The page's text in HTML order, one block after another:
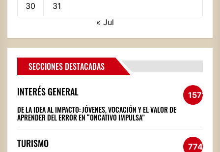
30
31
« Jul
SECCIONES DESTACADAS
INTERÉS GENERAL 1572
DE LA IDEA AL IMPACTO: JÓVENES, VOCACIÓN Y EL VALOR DE
APRENDER DEL ERROR EN “ONCATIVO IMPULSA”
TURISMO 774